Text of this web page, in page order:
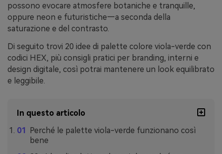
possono evocare atmosfere botaniche e tranquille,
oppure neon e futuristiche—a seconda della
saturazione e del contrasto.
Di seguito trovi 20 idee di palette colore viola-verde con
codici HEX, più consigli pratici per branding, interni e
design digitale, così potrai mantenere un look equilibrato
e leggibile.
In questo articolo
Perché le palette viola-verde funzionano così
bene